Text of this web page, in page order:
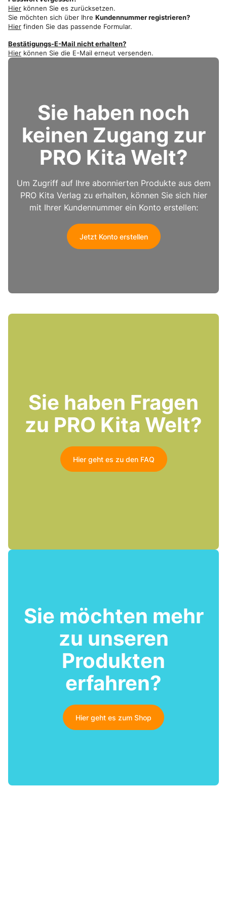
Hier können Sie es zurücksetzen.
Sie möchten sich über Ihre Kundennummer registrieren?
Hier finden Sie das passende Formular.
Bestätigungs-E-Mail nicht erhalten?
Hier können Sie die E-Mail erneut versenden.
Sie haben noch
keinen Zugang zur
PRO Kita Welt?
Um Zugriff auf Ihre abonnierten Produkte aus dem
PRO Kita Verlag zu erhalten, können Sie sich hier
mit Ihrer Kundennummer ein Konto erstellen:
Jetzt Konto erstellen
Sie haben Fragen
zu PRO Kita Welt?
Hier geht es zu den FAQ
Sie möchten mehr
zu unseren
Produkten
erfahren?
Hier geht es zum Shop